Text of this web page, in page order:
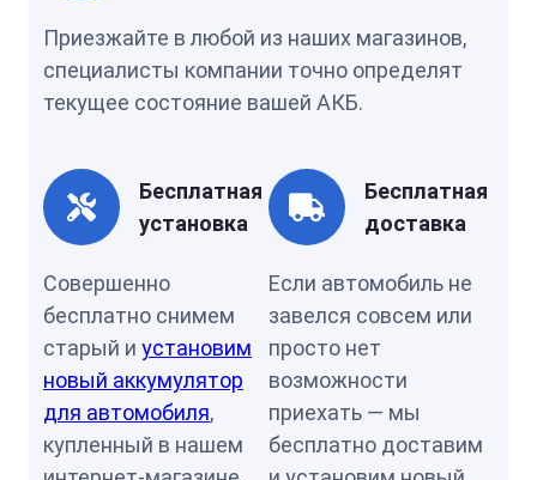
Приезжайте в любой из наших магазинов,
специалисты компании точно определят
текущее состояние вашей АКБ.
Бесплатная
установка
Совершенно
бесплатно снимем
старый и установим
новый аккумулятор
для автомобиля,
купленный в нашем
Бесплатная
доставка
Если автомобиль не
завелся совсем или
просто нет
возможности
приехать — мы
бесплатно доставим